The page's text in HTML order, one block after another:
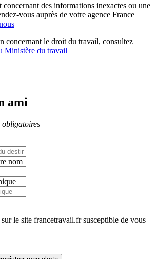
concernant des informations inexactes ou une
vous auprès de votre agence France
concernant le droit du travail, consultez
Ministère du travail
ami
obligatoires
nom
le site francetravail.fr susceptible de vous